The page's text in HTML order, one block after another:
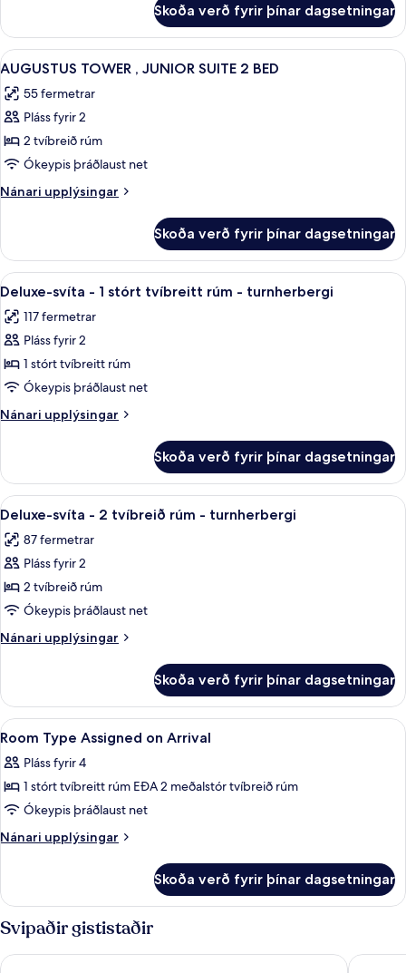
1
KING
TOWER
JUNIOR
KING
Skoða verð fyrir þínar dagsetningar
Skoða
allar
myndir
fyrir
AUGUSTUS
TOWER
,
JUNIOR
2
BED
Rúmföt af bestu gerð, rúm með
4
AUGUSTUS TOWER , JUNIOR SUITE 2 BED
55 fermetrar
Pláss fyrir 2
2 tvíbreið rúm
Ókeypis þráðlaust net
Nánari upplýsingar
Nánari
TOWER
JUNIOR
2
BED
Skoða verð fyrir þínar dagsetningar
Skoða
allar
myndir
fyrir
Deluxe-
svíta
-
1
tvíbreitt
rúm
-
turnherbergi
Deluxe-svíta - 1 stórt tvíbreitt rúm -
6
Deluxe-svíta - 1 stórt tvíbreitt rúm - turnherbergi
117 fermetrar
Pláss fyrir 2
1 stórt tvíbreitt rúm
Ókeypis þráðlaust net
Nánari upplýsingar
Nánari
svíta
1
tvíbreitt
rúm
turnherbergi
Skoða verð fyrir þínar dagsetningar
Skoða
allar
myndir
fyrir
Deluxe-
svíta
-
2
rúm
turnherbergi
Deluxe-svíta - 2 tvíbreið rúm -
7
Deluxe-svíta - 2 tvíbreið rúm - turnherbergi
87 fermetrar
Pláss fyrir 2
2 tvíbreið rúm
Ókeypis þráðlaust net
Nánari upplýsingar
Nánari
svíta
2
rúm
-
turnherbergi
Skoða verð fyrir þínar dagsetningar
Skoða
allar
myndir
fyrir
Room
Type
Arrival
Room Type Assigned on Arrival |
4
Room Type Assigned on Arrival
Pláss fyrir 4
1 stórt tvíbreitt rúm EÐA 2 meðalstór tvíbreið rúm
Ókeypis þráðlaust net
Nánari upplýsingar
Nánari
Type
Assigned
on
Skoða verð fyrir þínar dagsetningar
Svipaðir gististaðir
Holiday Inn Express Windsor Waterfront by IHG Best